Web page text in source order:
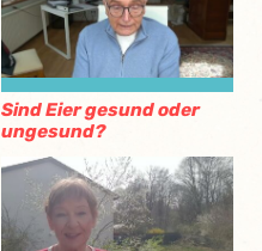
Sind Eier gesund oder
ungesund?